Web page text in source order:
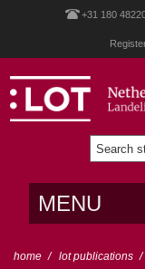
+31 180
MENU
home / lot publications /